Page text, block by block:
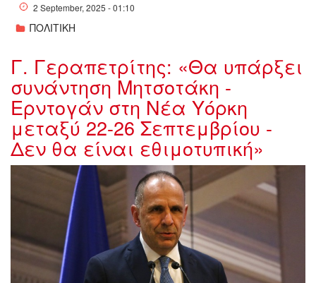
2 September, 2025 - 01:10
ΠΟΛΙΤΙΚΗ
Γ. Γεραπετρίτης: «Θα υπάρξει
συνάντηση Μητσοτάκη -
Ερντογάν στη Νέα Υόρκη
μεταξύ 22-26 Σεπτεμβρίου -
Δεν θα είναι εθιμοτυπική»
w01-23495229660898.jpg